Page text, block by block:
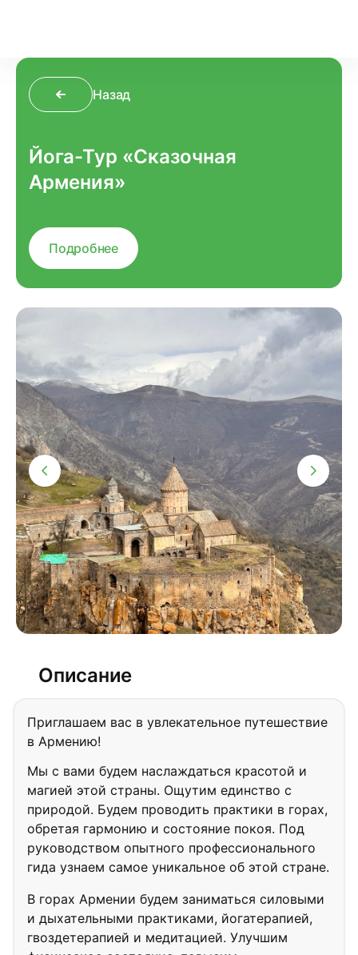
Назад
Йога-Тур «Сказочная
Армения»
Подробнее
Описание
Приглашаем вас в увлекательное путешествие
в Армению!
Мы с вами будем наслаждаться красотой и
магией этой страны. Ощутим единство с
природой. Будем проводить практики в горах,
обретая гармонию и состояние покоя. Под
руководством опытного профессионального
гида узнаем самое уникальное об этой стране.
В горах Армении будем заниматься силовыми
и дыхательными практиками, йогатерапией,
гвоздетерапией и медитацией. Улучшим